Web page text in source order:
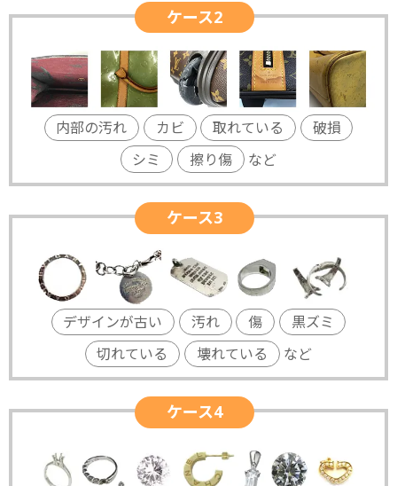
ケース2
内部の汚れ カビ 取れている
破損
シミ
擦り傷 など
ケース3
デザインが古い 汚れ 傷
黒ズミ
切れている
壊れている など
ケース4